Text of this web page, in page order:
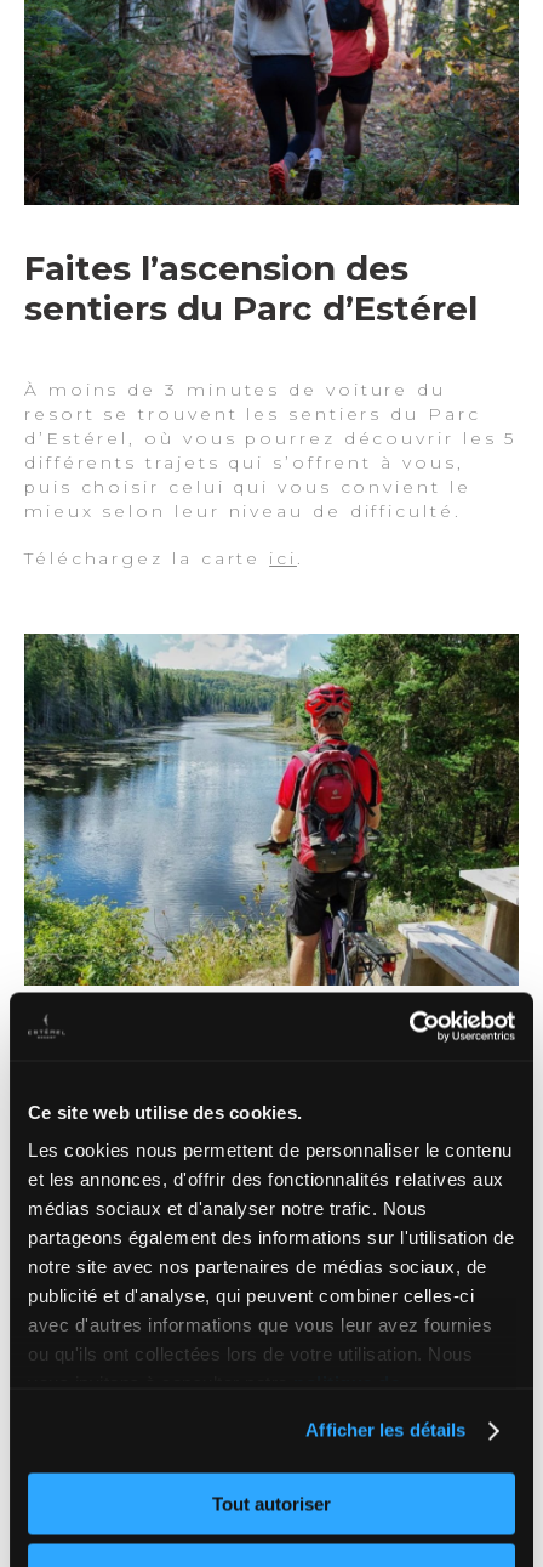
Ce site web utilise des cookies.
Les cookies nous permettent de personnaliser le contenu
et les annonces, d'offrir des fonctionnalités relatives aux
médias sociaux et d'analyser notre trafic. Nous
partageons également des informations sur l'utilisation de
notre site avec nos partenaires de médias sociaux, de
publicité et d'analyse, qui peuvent combiner celles-ci
avec d'autres informations que vous leur avez fournies
ou qu'ils ont collectées lors de votre utilisation. Nous
Afficher les détails
Tout autoriser
Faites l’ascension des
sentiers du Parc d’Estérel
À moins de 3 minutes de voiture du
resort se trouvent les sentiers du Parc
d’Estérel, où vous pourrez découvrir les 5
différents trajets qui s’offrent à vous,
puis choisir celui qui vous convient le
mieux selon leur niveau de difficulté.
Téléchargez la carte ici
Sillonnez les routes du P’tit
Vous n’aurez jamais été aussi heureux
d’avoir trimballé votre vélo jusqu’ici!
Saviez-vous que le P’tit Train du Nord
offre 234 km de routes cyclables? Hé oui!
Roulez entouré des plus beaux paysages
du Québec.
Nous pouvons même entreposer votre
vélo sans frais durant votre séjour!